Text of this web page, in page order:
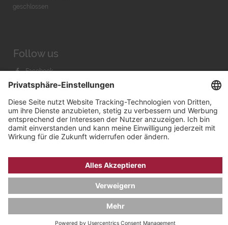
geschlossen
Follow us
Facebook
Instagram
Bachmann & Scher GmbH / Watchandco GmbH
DATENSCHUTZ IMPRESSUM
VERSANDKOSTEN